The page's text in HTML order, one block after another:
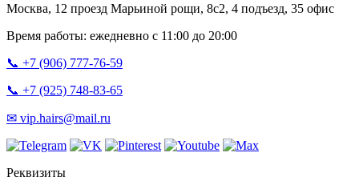
Москва, 12 проезд Марьиной рощи, 8с2, 4 подъезд, 35 офис
Время работы: ежедневно с 11:00 до 20:00
📞 +7 (906) 777-76-59
📞 +7 (925) 748-83-65
✉ vip.hairs@mail.ru
Реквизиты